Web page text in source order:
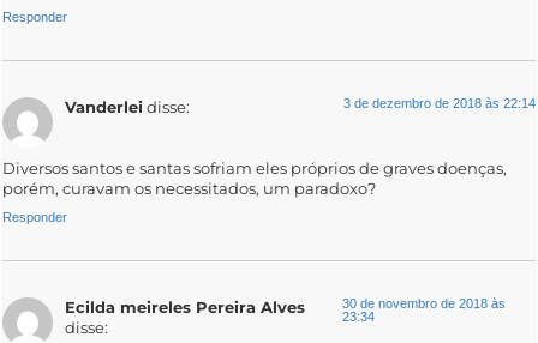
Responder
Vanderlei disse: 3 de dezembro de 2018 às 22:14
Diversos santos e santas sofriam eles próprios de graves doenças,
porém, curavam os necessitados, um paradoxo?
Responder
Ecilda meireles Pereira Alves
disse:
30 de novembro de 2018 às
23:34